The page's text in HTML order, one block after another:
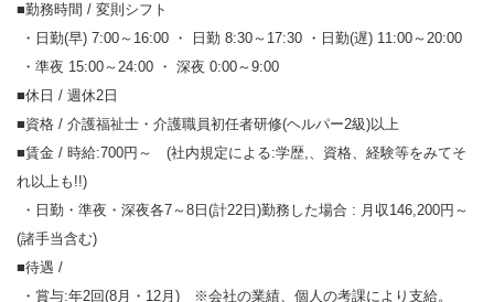
■勤務時間 / 変則シフト
・日勤(早) 7:00～16:00 ・ 日勤 8:30～17:30 ・日勤(遅) 11:00～20:00
・準夜 15:00～24:00 ・ 深夜 0:00～9:00
■休日 / 週休2日
■資格 / 介護福祉士・介護職員初任者研修(ヘルパー2級)以上
■賃金 / 時給:700円～ (社内規定による:学歴,、資格、経験等をみてそ
れ以上も!!)
・日勤・準夜・深夜各7～8日(計22日)勤務した場合 : 月収146,200円～
(諸手当含む)
■待遇 /
・賞与:年2回(8月・12月) ※会社の業績、個人の考課により支給。